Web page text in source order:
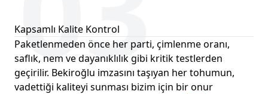
Kapsamlı Kalite Kontrol
Paketlenmeden önce her parti, çimlenme oranı,
saflık, nem ve dayanıklılık gibi kritik testlerden
geçirilir. Bekiroğlu imzasını taşıyan her tohumun,
vadettiği kaliteyi sunması bizim için bir onur